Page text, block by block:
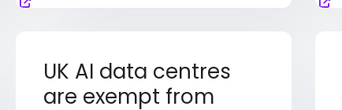
UK AI data centres
are exempt from